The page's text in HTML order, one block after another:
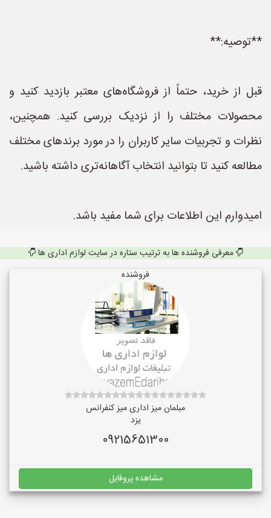
**توصیه:**
قبل از خرید، حتماً از فروشگاه‌های معتبر بازدید کنید و
محصولات مختلف را از نزدیک بررسی کنید. همچنین،
نظرات و تجربیات سایر کاربران را در مورد برندهای مختلف
مطالعه کنید تا بتوانید انتخاب آگاهانه‌تری داشته باشید.
امیدوارم این اطلاعات برای شما مفید باشد.
معرفی فروشنده ها به ترتیب ستاره در سایت لوازم اداری ها
فروشنده
مبلمان میز اداری میز کنفرانس
یزد
09215651300
مشاهده پروفایل